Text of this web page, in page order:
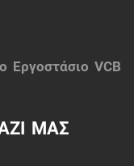
Εργοστάσιο VCB
ΜΑΣ